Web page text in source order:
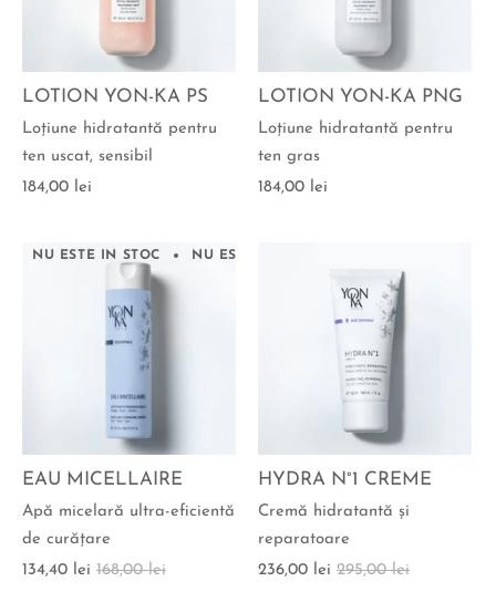
LOTION YON-KA PS
Loţiune hidratantă pentru
ten uscat, sensibil
184,00 lei
LOTION YON-KA PNG
Loţiune hidratantă pentru
ten gras
184,00 lei
NU ESTE IN STOC NU ESTE IN STOC
EAU MICELLAIRE
Apă micelară ultra-eficientă
de curăţare
134,40 lei 168,00 lei
HYDRA N°1 CREME
Cremă hidratantă şi
reparatoare
236,00 lei 295,00 lei